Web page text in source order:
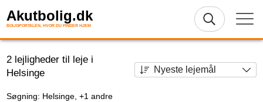
Akutbolig.dk
BOLIGPORTALEN, HVOR DU FINDER HJEM
2 lejligheder til leje i
Helsinge
Søgning: Helsinge, +1 andre